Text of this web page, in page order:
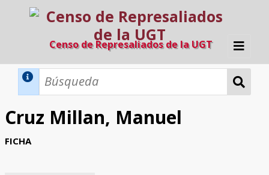
Censo de Represaliados de la UGT
Inicio
Búsqueda Dinámica
Búsqueda Avanzada
Cruz Millan, Manuel
FICHA